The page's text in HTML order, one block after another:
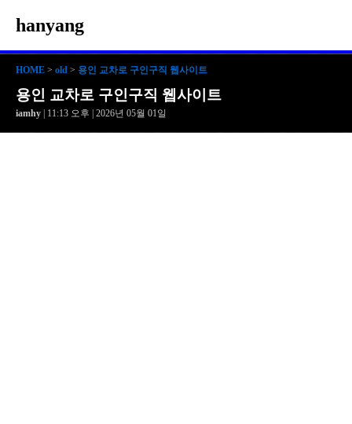
hanyang
HOME > old > 용인 교차로 구인구직 웹사이트
용인 교차로 구인구직 웹사이트
iamhy | 11:13 오후 | 2026년 05월 01일